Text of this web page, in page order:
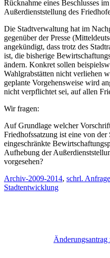
Rücknahme eines Beschlusses
Außerdienststellung des
Die Stadtverwaltung hat im
gegenüber der Presse
angekündigt, dass trotz des
ist, die bisherige
ändern. Konkret sollen
Wahlgrabstätten nicht verliehen
geplante Vorgehensweise wird
nicht verpflichtet sei, auf allen
Wir fragen:
Auf Grundlage welcher
Friedhofssatzung ist eine von
eingeschränkte
Aufhebung der
vorgesehen?
Archiv-2009-2014, schrl. Anfrage
Stadtentwicklung